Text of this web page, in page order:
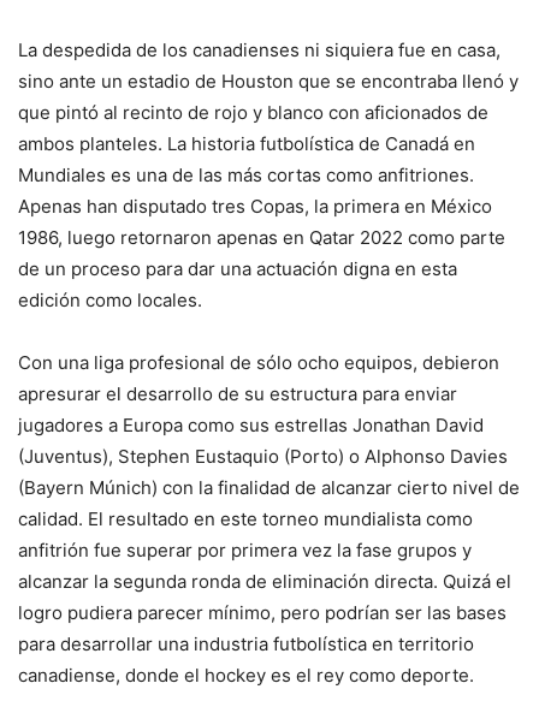
La despedida de los canadienses ni siquiera fue en casa,
sino ante un estadio de Houston que se encontraba llenó y
que pintó al recinto de rojo y blanco con aficionados de
ambos planteles. La historia futbolística de Canadá en
Mundiales es una de las más cortas como anfitriones.
Apenas han disputado tres Copas, la primera en México
1986, luego retornaron apenas en Qatar 2022 como parte
de un proceso para dar una actuación digna en esta
edición como locales.
Con una liga profesional de sólo ocho equipos, debieron
apresurar el desarrollo de su estructura para enviar
jugadores a Europa como sus estrellas Jonathan David
(Juventus), Stephen Eustaquio (Porto) o Alphonso Davies
(Bayern Múnich) con la finalidad de alcanzar cierto nivel de
calidad. El resultado en este torneo mundialista como
anfitrión fue superar por primera vez la fase grupos y
alcanzar la segunda ronda de eliminación directa. Quizá el
logro pudiera parecer mínimo, pero podrían ser las bases
para desarrollar una industria futbolística en territorio
canadiense, donde el hockey es el rey como deporte.